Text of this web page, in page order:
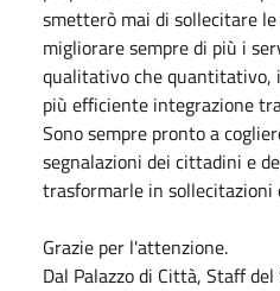
smetterò mai di sollecitare
migliorare sempre di più i
qualitativo che quantitativo,
più efficiente integrazione
Sono sempre pronto a
segnalazioni dei cittadini e
trasformarle in sollecitazioni
Grazie per l'attenzione.
Dal Palazzo di Città, Staff del